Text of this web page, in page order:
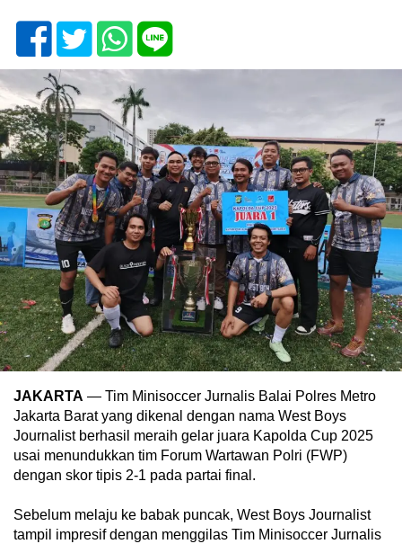
JAKARTA — Tim Minisoccer Jurnalis Balai Polres Metro
Jakarta Barat yang dikenal dengan nama West Boys
Journalist berhasil meraih gelar juara Kapolda Cup 2025
usai menundukkan tim Forum Wartawan Polri (FWP)
dengan skor tipis 2-1 pada partai final.
Sebelum melaju ke babak puncak, West Boys Journalist
tampil impresif dengan menggilas Tim Minisoccer Jurnalis